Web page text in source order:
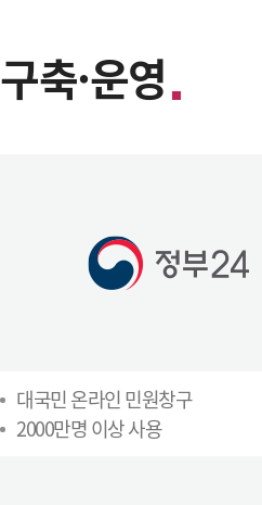
구축·운영
대국민 온라인 민원창구
2000만명 이상 사용